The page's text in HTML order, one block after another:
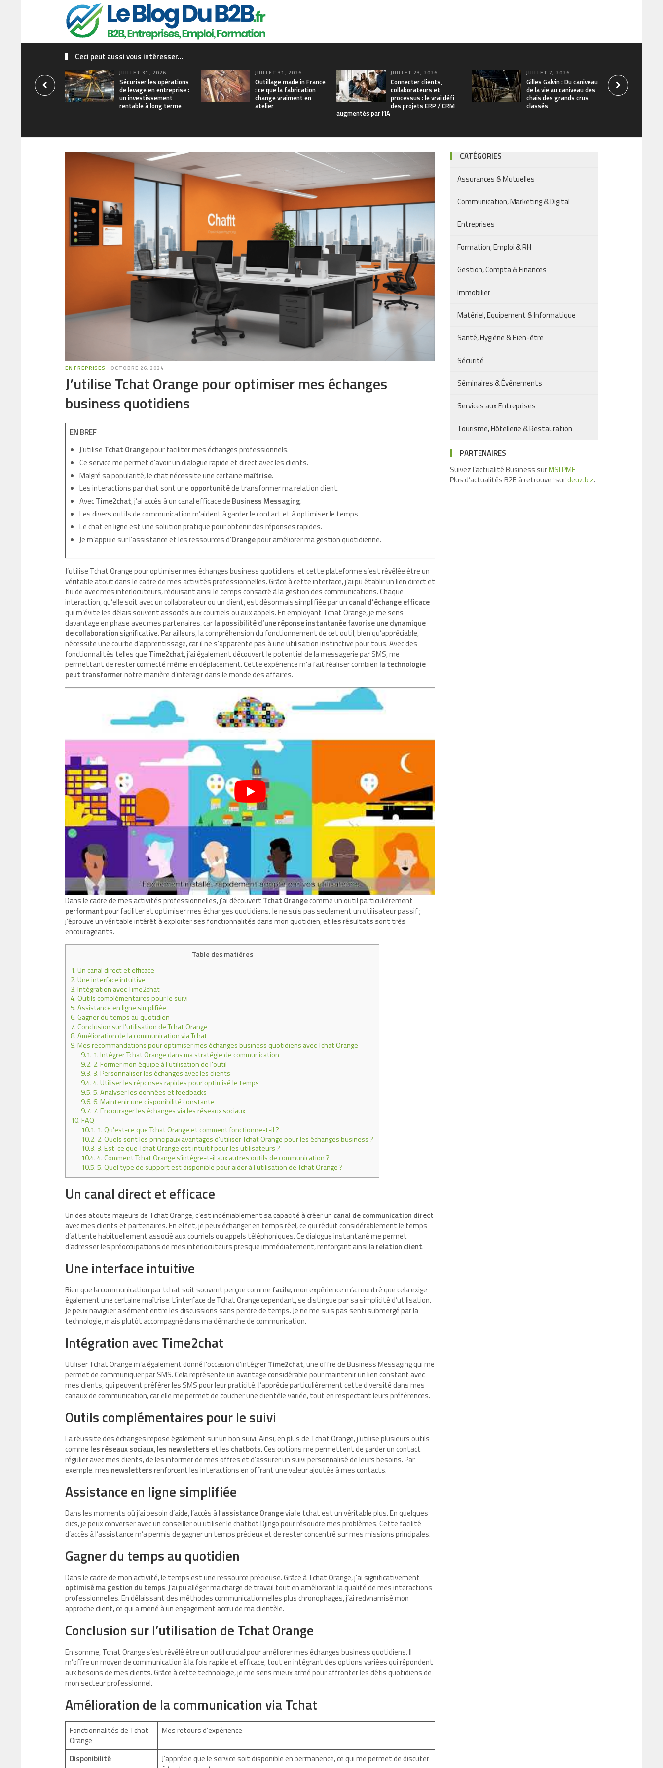
Ceci peut aussi vous intéresser...
JUILLET 31, 2026
Sécuriser les opérations
de levage en entreprise :
un investissement
rentable à long terme
JUILLET 31, 2026
Outillage made in France
: ce que la fabrication
change vraiment en
atelier
JUILLET 23, 2026
Connecter clients,
collaborateurs et
processus : le vrai défi
des projets ERP / CRM
augmentés par l’IA
JUILLET 7, 2026
Gilles Galvin : Du caniveau
de la vie au caniveau des
chais des grands crus
classés
ENTREPRISES OCTOBRE 26, 2024
J’utilise Tchat Orange pour optimiser mes échanges
business quotidiens
EN BREF
J’utilise Tchat Orangepour faciliter mes échanges professionnels.
Ce service me permet d’avoir un dialogue rapide et direct avec les clients.
Malgré sa popularité, le chat nécessite une certaine maîtrise.
Les interactions par chat sont une opportunitéde transformer ma relation client.
AvecTime2chat, j’ai accès à un canal efficace de Business Messaging.
Les divers outils de communication m’aident à garder le contact et à optimiser le temps.
Le chat en ligne est une solution pratique pour obtenir des réponses rapides.
Je m’appuie sur l’assistance et les ressources d’Orangepour améliorer ma gestion quotidienne.
J’utilise Tchat Orange pour optimiser mes échanges business quotidiens, et cette plateforme s’est révélée être un
véritable atout dans le cadre de mes activités professionnelles. Grâce à cette interface, j’ai pu établir un lien direct et
fluide avec mes interlocuteurs, réduisant ainsi le temps consacré à la gestion des communications. Chaque
interaction, qu’elle soit avec un collaborateur ou un client, est désormais simplifiée par un canal d’échange efficace
qui m’évite les délais souvent associés aux courriels ou aux appels. En employant Tchat Orange, je me sens
davantage en phase avec mes partenaires, carla possibilité d’une réponse instantanée favorise une dynamique
de collaboration significative. Par ailleurs, la compréhension du fonctionnement de cet outil, bien qu’appréciable,
nécessite une courbe d’apprentissage, car il ne s’apparente pas à une utilisation instinctive pour tous. Avec des
fonctionnalités telles que Time2chat, j’ai également découvert le potentiel de la messagerie par SMS, me
permettant de rester connecté même en déplacement. Cette expérience m’a fait réaliser combien la technologie
peut transformernotre manière d’interagir dans le monde des affaires.
Dans le cadre de mes activités professionnelles, j’ai découvert Tchat Orangecomme un outil particulièrement
performantpour faciliter et optimiser mes échanges quotidiens. Je ne suis pas seulement un utilisateur passif ;
j’éprouve un véritable intérêt à exploiter ses fonctionnalités dans mon quotidien, et les résultats sont très
encourageants.
Table des matières
1.Un canal direct et efficace
2.Une interface intuitive
3.Intégration avec Time2chat
4.Outils complémentaires pour le suivi
5.Assistance en ligne simplifiée
6.Gagner du temps au quotidien
7.Conclusion sur l’utilisation de Tchat Orange
8.Amélioration de la communication via Tchat
9.Mes recommandations pour optimiser mes échanges business quotidiens avec Tchat Orange
9.1. 1. Intégrer Tchat Orange dans ma stratégie de communication
9.2. 2. Former mon équipe à l’utilisation de l’outil
9.3. 3. Personnaliser les échanges avec les clients
9.4.4. Utiliser les réponses rapides pour optimisé le temps
9.5.5. Analyser les données et feedbacks
9.6.6. Maintenir une disponibilité constante
9.7. 7. Encourager les échanges via les réseaux sociaux
10.FAQ
10.1. 1. Qu’est-ce que Tchat Orange et comment fonctionne-t-il ?
10.2. 2. Quels sont les principaux avantages d’utiliser Tchat Orange pour les échanges business ?
10.3. 3. Est-ce que Tchat Orange est intuitif pour les utilisateurs ?
10.4.4. Comment Tchat Orange s’intègre-t-il aux autres outils de communication ?
10.5.5. Quel type de support est disponible pour aider à l’utilisation de Tchat Orange ?
Un canal direct et efficace
Un des atouts majeurs de Tchat Orange, c’est indéniablement sa capacité à créer un canal de communication direct
avec mes clients et partenaires. En effet, je peux échanger en temps réel, ce qui réduit considérablement le temps
d’attente habituellement associé aux courriels ou appels téléphoniques. Ce dialogue instantané me permet
d’adresser les préoccupations de mes interlocuteurs presque immédiatement, renforçant ainsi larelation client.
Une interface intuitive
Bien que la communication par tchat soit souvent perçue comme facile, mon expérience m’a montré que cela exige
également une certaine maîtrise. L’interface de Tchat Orange cependant, se distingue par sa simplicité d’utilisation.
Je peux naviguer aisément entre les discussions sans perdre de temps. Je ne me suis pas senti submergé par la
technologie, mais plutôt accompagné dans ma démarche de communication.
Intégration avec Time2chat
Utiliser Tchat Orange m’a également donné l’occasion d’intégrerTime2chat, une offre de Business Messaging qui me
permet de communiquer par SMS. Cela représente un avantage considérable pour maintenir un lien constant avec
mes clients, qui peuvent préférer les SMS pour leur praticité. J’apprécie particulièrement cette diversité dans mes
canaux de communication, car elle me permet de toucher une clientèle variée, tout en respectant leurs préférences.
Outils complémentaires pour le suivi
La réussite des échanges repose également sur un bon suivi. Ainsi, en plus de Tchat Orange, j’utilise plusieurs outils
comme les réseaux sociaux,les newsletterset les chatbots. Ces options me permettent de garder un contact
régulier avec mes clients, de les informer de mes offres et d’assurer un suivi personnalisé de leurs besoins. Par
exemple, mes newslettersrenforcent les interactions en offrant une valeur ajoutée à mes contacts.
Assistance en ligne simplifiée
Dans les moments où j’ai besoin d’aide, l’accès à l’assistance Orangevia le tchat est un véritable plus. En quelques
clics, je peux converser avec un conseiller ou utiliser le chatbot Djingo pour résoudre mes problèmes. Cette facilité
d’accès à l’assistance m’a permis de gagner un temps précieux et de rester concentré sur mes missions principales.
Gagner du temps au quotidien
Dans le cadre de mon activité, le temps est une ressource précieuse. Grâce à Tchat Orange, j’ai significativement
optimisé ma gestion du temps. J’ai pu alléger ma charge de travail tout en améliorant la qualité de mes interactions
professionnelles. En délaissant des méthodes communicationnelles plus chronophages, j’ai redynamisé mon
approche client, ce qui a mené à un engagement accru de ma clientèle.
Conclusion sur l’utilisation de Tchat Orange
En somme, Tchat Orange s’est révélé être un outil crucial pour améliorer mes échanges business quotidiens. Il
m’offre un moyen de communication à la fois rapide et efficace, tout en intégrant des options variées qui répondent
aux besoins de mes clients. Grâce à cette technologie, je me sens mieux armé pour affronter les défis quotidiens de
mon secteur professionnel.
Amélioration de la communication via Tchat
Fonctionnalités de Tchat
Orange
Mes retours d’expérience
Disponibilité
J’apprécie que le service soit disponible en permanence, ce qui me permet de discuter
CATÉGORIES
Assurances & Mutuelles
Communication, Marketing & Digital
Entreprises
Formation, Emploi & RH
Gestion, Compta & Finances
Immobilier
Matériel, Equipement & Informatique
Santé, Hygiène & Bien-être
Sécurité
Séminaires & Événements
Services aux Entreprises
Tourisme, Hôtellerie & Restauration
PARTENAIRES
Suivez l’actualité Business surMSI PME
Plus d’actualités B2B à retrouver surdeuz.biz.